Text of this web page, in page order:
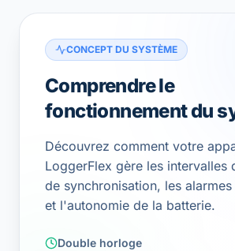
CONCEPT DU SYSTÈME
Comprendre le
fonctionnement du
Découvrez comment votre
LoggerFlex gère les intervalles
de synchronisation, les
et l'autonomie de la batterie.
Double horloge